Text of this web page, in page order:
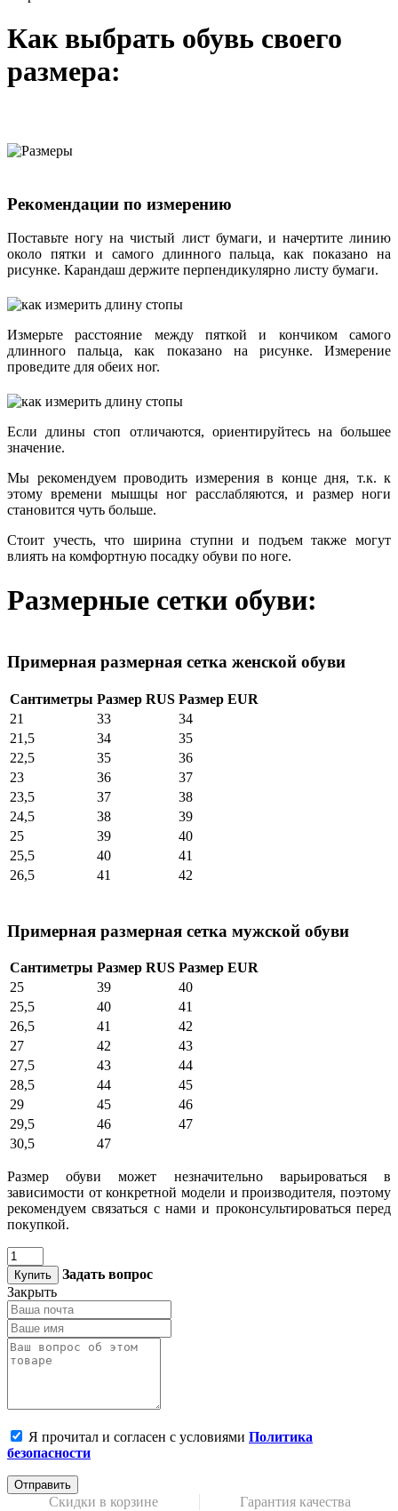
Как выбрать обувь своего
размера:
Рекомендации по измерению
Поставьте ногу на чистый лист бумаги, и начертите линию
около пятки и самого длинного пальца, как показано на
рисунке. Карандаш держите перпендикулярно листу бумаги.
Измерьте расстояние между пяткой и кончиком самого
длинного пальца, как показано на рисунке. Измерение
проведите для обеих ног.
Если длины стоп отличаются, ориентируйтесь на большее
значение.
Мы рекомендуем проводить измерения в конце дня, т.к. к
этому времени мышцы ног расслабляются, и размер ноги
становится чуть больше.
Стоит учесть, что ширина ступни и подъем также могут
влиять на комфортную посадку обуви по ноге.
Размерные сетки обуви:
Примерная размерная сетка женской обуви
Сантиметры Размер RUS Размер EUR
21
33
34
21,5
34
35
22,5
35
36
23
36
37
23,5
37
38
24,5
38
39
25
39
40
25,5
40
41
26,5
41 42
Примерная размерная сетка мужской обуви
Сантиметры Размер RUS Размер EUR
25
39
40
25,5
40
41
26,5
41
42
27
42
43
27,5
43
44
28,5
44
45
29
45
46
29,5
46
47
30,5
47
Размер обуви может незначительно варьироваться в
зависимости от конкретной модели и производителя, поэтому
рекомендуем связаться с нами и проконсультироваться перед
покупкой.
Купить
Задать вопрос
Закрыть
Я прочитал и согласен с условиями Политика
безопасности
Отправить
Скидки в корзине Гарантия качества